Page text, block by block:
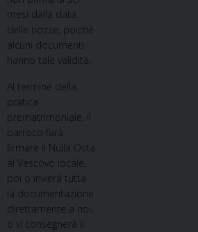
mesi dalla data
delle nozze, poiché
alcuni documenti
hanno tale validità.
Al termine della
pratica
prematrimoniale, il
parroco farà
firmare il Nulla Osta
al Vescovo locale,
poi o invierà tutta
la documentazione
direttamente a noi,
o vi consegnerà il